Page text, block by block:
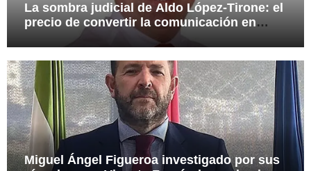
La sombra judicial de Aldo López-Tirone: el
precio de convertir la comunicación en
Miguel Ángel Figueroa investigado por sus